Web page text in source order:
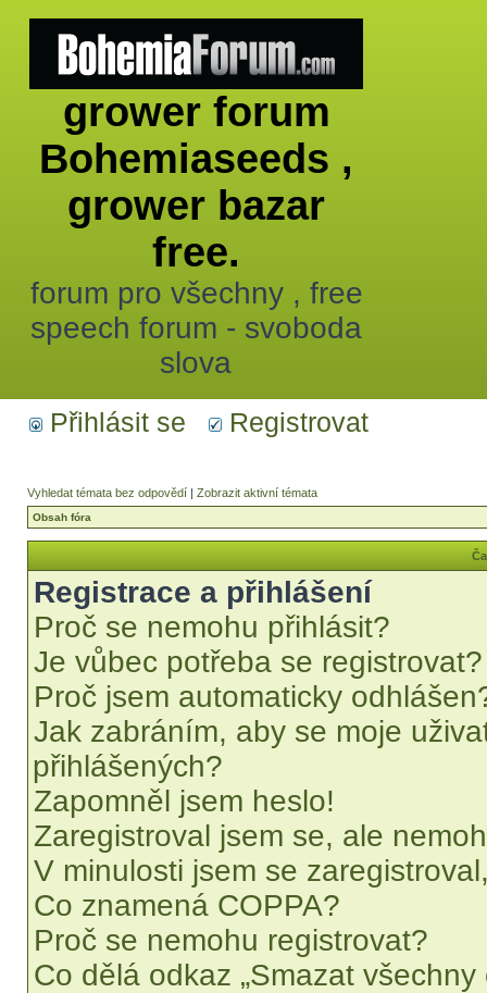
grower forum
Bohemiaseeds ,
grower bazar
free.
forum pro všechny , free
speech forum - svoboda
slova
Přihlásit se Registrovat
Vyhledat témata bez odpovědí | Zobrazit aktivní témata
Obsah fóra
Registrace a přihlášení
Proč se nemohu přihlásit?
Je vůbec potřeba se registrovat?
Proč jsem automaticky
Jak zabráním, aby se moje
přihlášených?
Zapomněl jsem heslo!
Zaregistroval jsem se, ale
V minulosti jsem se
Co znamená COPPA?
Proč se nemohu registrovat?
Co dělá odkaz „Smazat všechny